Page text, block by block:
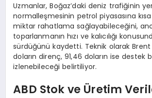
Uzmanlar, Boğaz’daki deniz trafiğinin
normalleşmesinin petrol piyasasına
miktar rahatlama sağlayabileceğini,
toparlanmanın hızı ve kalıcılığı
sürdüğünü kaydetti. Teknik olarak
doların direnç, 91,46 doların ise destek
izlenebileceği belirtiliyor.
ABD Stok ve Üretim